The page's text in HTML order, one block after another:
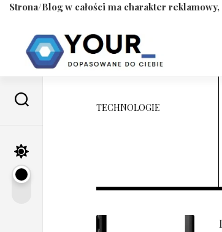
Strona/Blog w całości ma charakter
content
TECHNOLOGIE